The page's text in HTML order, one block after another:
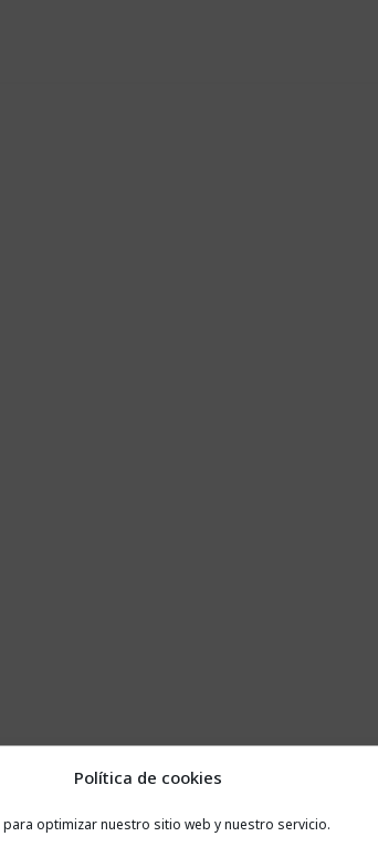
Política de cookies
optimizar nuestro sitio web y nuestro servicio.